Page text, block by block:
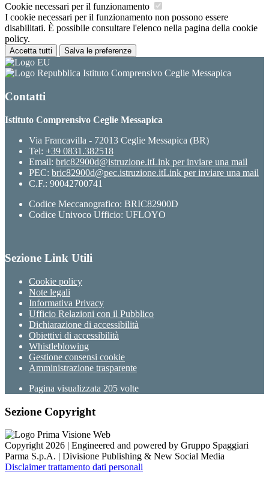
Cookie necessari per il funzionamento
I cookie necessari per il funzionamento non possono essere
disabilitati. È possibile consultare l'elenco nella pagina della cookie
policy.
Accetta tutti Salva le preferenze
Istituto Comprensivo Ceglie Messapica
Contatti
Istituto Comprensivo Ceglie Messapica
Via Francavilla - 72013 Ceglie Messapica (BR)
Tel: +39 0831.382518
Email: bric82900d@istruzione.itLink per inviare una mail
PEC: bric82900d@pec.istruzione.itLink per inviare una mail
C.F.: 90042700741
Codice Meccanografico: BRIC82900D
Codice Univoco Ufficio: UFLOYO
Sezione Link Utili
Cookie policy
Note legali
Informativa Privacy
Ufficio Relazioni con il Pubblico
Dichiarazione di accessibilità
Obiettivi di accessibilità
Whistleblowing
Gestione consensi cookie
Amministrazione trasparente
Pagina visualizzata 205 volte
Sezione Copyright
Copyright 2026 | Engineered and powered by Gruppo Spaggiari
Parma S.p.A. | Divisione Publishing & New Social Media
Disclaimer trattamento dati personali